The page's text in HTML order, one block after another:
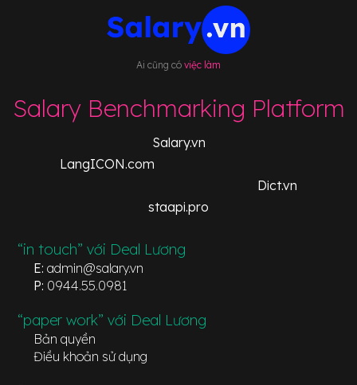
Ai cũng có việc làm
Salary Benchmarking Platform
Salary.vn
LangICON.com
Dict.vn
staapi.pro
“in touch” với Deal Lương
E: admin@salary.vn
P: 0944.55.0981
“paper work” với Deal Lương
Bản quyền
Điều khoản sử dụng